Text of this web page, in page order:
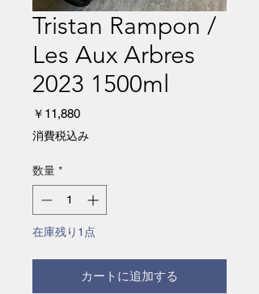
Tristan Rampon /
Les Aux Arbres
2023 1500ml
￥11,880価
格
消費税込み
数量 *
在庫残り1点
カートに追加する